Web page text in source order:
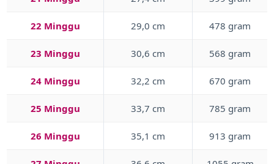
22 Minggu 29,0 cm 478 gram
23 Minggu 30,6 cm 568 gram
24 Minggu 32,2 cm 670 gram
25 Minggu 33,7 cm 785 gram
26 Minggu 35,1 cm 913 gram